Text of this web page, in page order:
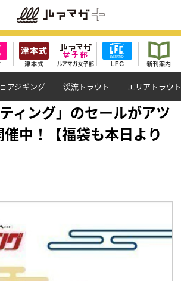
アジギング 渓流トラウト エリアトラウト
ィング」のセールがアツ
中！【福袋も本日より